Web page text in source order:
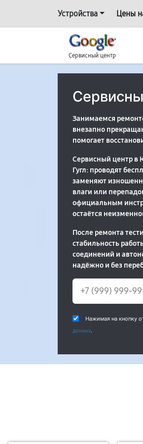
Устройства Цены
Сервисный центр
Занимаемся
внезапно
помогает
Сервисный центр в
Гугл: проводят
заменяют
влаги или
официальным
остаётся
После ремонта
стабильность
соединений и
надёжно и без
Нажимая на кнопку
данных.